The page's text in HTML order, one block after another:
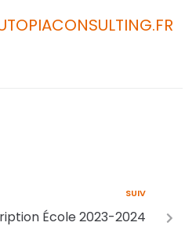
SUIV
École 2023-2024